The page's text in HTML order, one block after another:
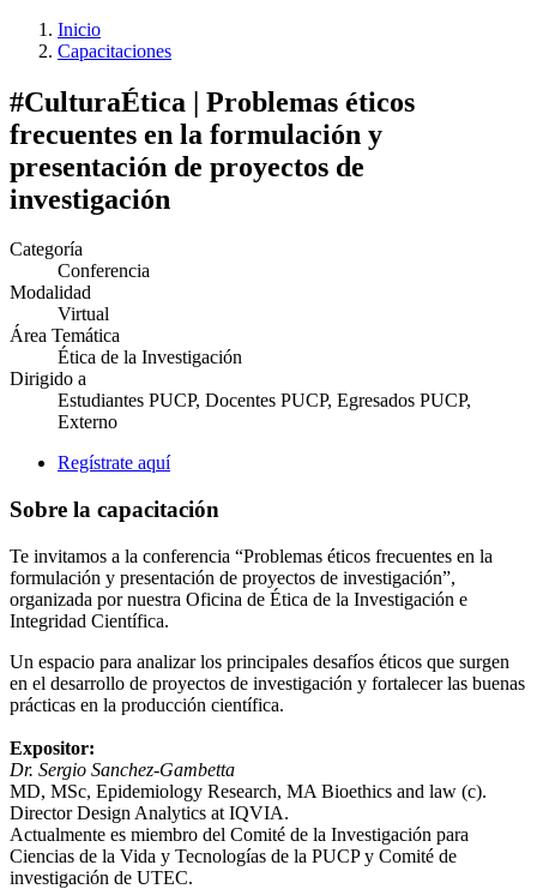
Inicio
Capacitaciones
#CulturaÉtica | Problemas éticos
frecuentes en la formulación y
presentación de proyectos de
investigación
Categoría
Conferencia
Modalidad
Virtual
Área Temática
Ética de la Investigación
Dirigido a
Estudiantes PUCP, Docentes PUCP, Egresados PUCP,
Externo
Regístrate aquí
Sobre la capacitación
Te invitamos a la conferencia “Problemas éticos frecuentes en la
formulación y presentación de proyectos de investigación”,
organizada por nuestra Oficina de Ética de la Investigación e
Integridad Científica.
Un espacio para analizar los principales desafíos éticos que surgen
en el desarrollo de proyectos de investigación y fortalecer las buenas
prácticas en la producción científica.
Expositor:
Dr. Sergio Sanchez-Gambetta
MD, MSc, Epidemiology Research, MA Bioethics and law (c).
Director Design Analytics at IQVIA.
Actualmente es miembro del Comité de la Investigación para
Ciencias de la Vida y Tecnologías de la PUCP y Comité de
investigación de UTEC.